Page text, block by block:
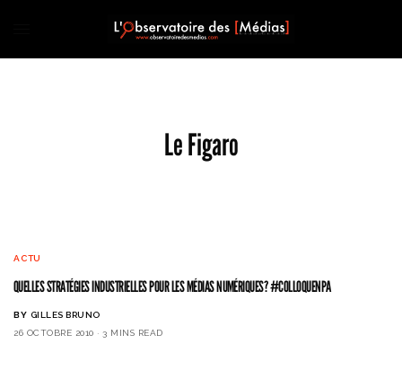
Le Figaro
ACTU
QUELLES STRATÉGIES INDUSTRIELLES POUR LES MÉDIAS NUMÉRIQUES? #COLLOQUENPA
BY GILLES BRUNO
26 OCTOBRE 2010
3 MINS READ